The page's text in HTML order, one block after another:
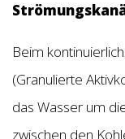
Beim
(Granulierte
das Wasser um
zwischen den